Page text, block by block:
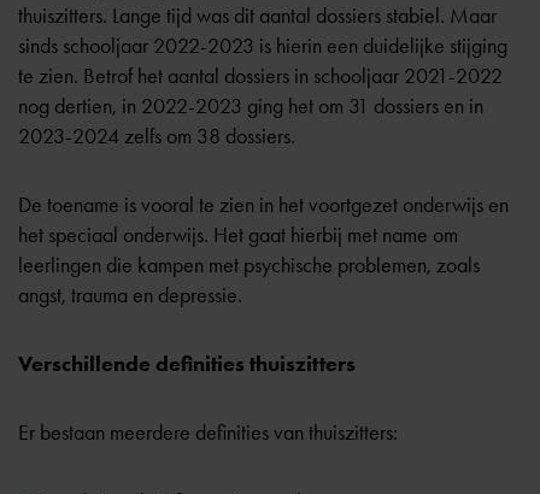
thuiszitters. Lange tijd was dit aantal dossiers stabiel. Maar
sinds schooljaar 2022-2023 is hierin een duidelijke stijging
te zien. Betrof het aantal dossiers in schooljaar 2021-2022
nog dertien, in 2022-2023 ging het om 31 dossiers en in
2023-2024 zelfs om 38 dossiers.
De toename is vooral te zien in het voortgezet onderwijs en
het speciaal onderwijs. Het gaat hierbij met name om
leerlingen die kampen met psychische problemen, zoals
angst, trauma en depressie.
Verschillende definities thuiszitters
Er bestaan meerdere definities van thuiszitters: